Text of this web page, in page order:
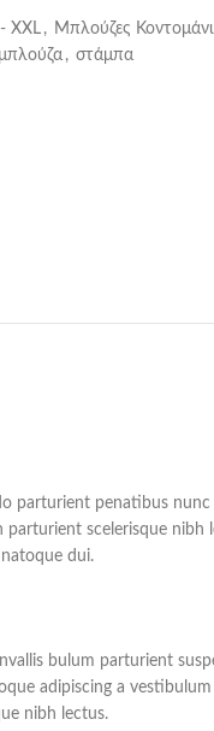
XXL , Μπλούζες
μπλούζα , στάμπα
parturient penatibus nunc
scelerisque nibh
dui.
bulum parturient
adipiscing a vestibulum
nibh lectus.